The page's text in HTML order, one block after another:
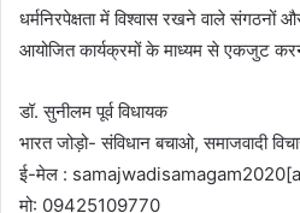
धर्मनिरपेक्षता में विश्वास रखने वाले संगठनों
आयोजित कार्यक्रमों के माध्यम से एकजुट
डॉ. सुनीलम पूर्व विधायक
भारत जोड़ो- संविधान बचाओ, समाजवादी
ई-मेल :
मो: 09425109770